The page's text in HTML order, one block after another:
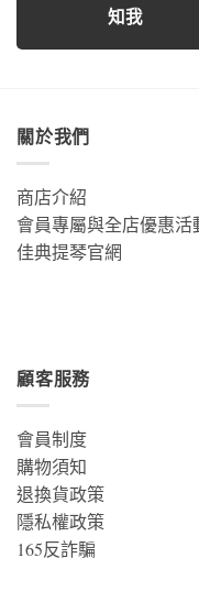
知我
關於我們
商店介紹
會員專屬與全店優惠活
佳典提琴官網
顧客服務
會員制度
購物須知
退換貨政策
隱私權政策
165反詐騙